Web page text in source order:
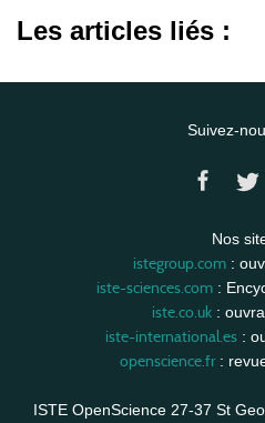
Les articles liés :
Suivez-
Nos
istegroup.com:
iste-sciences.com:
iste.co.uk :
iste-international.es:
openscience.fr:
ISTE OpenScience 27-37 St